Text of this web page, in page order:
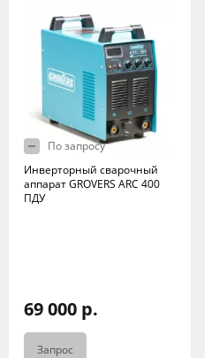
По запросу
Инверторный сварочный
аппарат GROVERS ARC 400
ПДУ
69 000 р.
Запрос